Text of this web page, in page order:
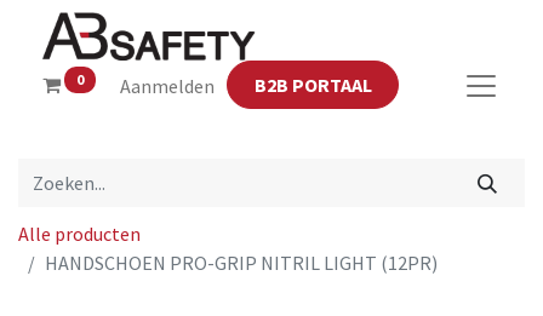
0 Aanmelden B2B PORTAAL
Alle producten
HANDSCHOEN PRO-GRIP NITRIL LIGHT (12PR)